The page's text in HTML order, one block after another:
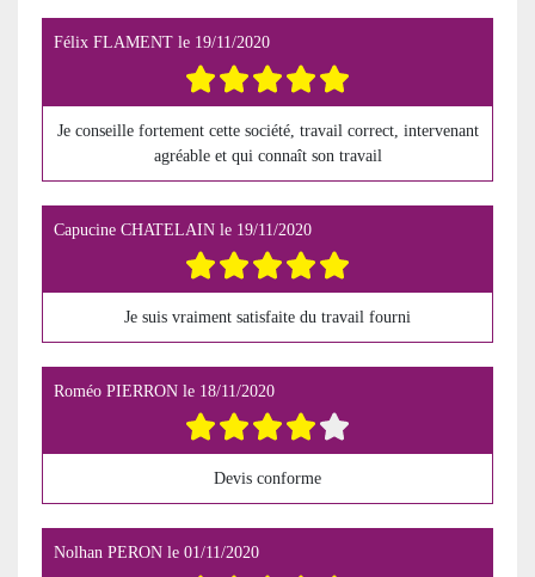
Félix FLAMENT le 19/11/2020
Je conseille fortement cette société, travail correct, intervenant
agréable et qui connaît son travail
Capucine CHATELAIN le 19/11/2020
Je suis vraiment satisfaite du travail fourni
Roméo PIERRON le 18/11/2020
Devis conforme
Nolhan PERON le 01/11/2020